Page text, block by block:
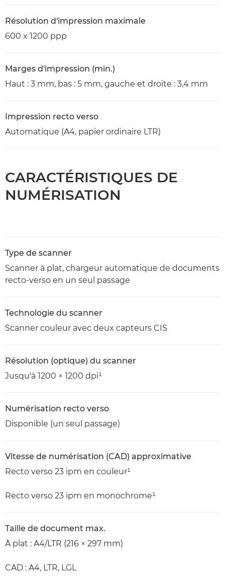
Résolution d'impression maximale
600 x 1200 ppp
Marges d'impression (min.)
Haut : 3 mm, bas : 5 mm, gauche et droite : 3,4 mm
Impression recto verso
Automatique (A4, papier ordinaire LTR)
CARACTÉRISTIQUES DE
NUMÉRISATION
Type de scanner
Scanner à plat, chargeur automatique de documents
recto-verso en un seul passage
Technologie du scanner
Scanner couleur avec deux capteurs CIS
Résolution (optique) du scanner
Jusqu'à 1200 × 1200 dpi¹
Numérisation recto verso
Disponible (un seul passage)
Vitesse de numérisation (CAD) approximative
Recto verso 23 ipm en couleur¹
Recto verso 23 ipm en monochrome¹
Taille de document max.
À plat : A4/LTR (216 × 297 mm)
CAD : A4, LTR, LGL